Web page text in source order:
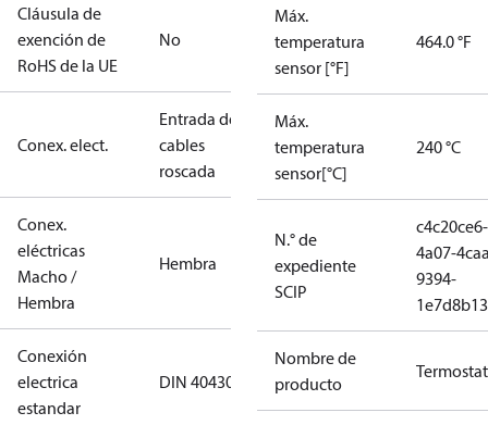
Cláusula de
exención de
RoHS de la UE
No
Conex. elect.
Entrada de
cables
roscada
Conex.
eléctricas
Macho /
Hembra
Hembra
Conexión
electrica
estandar
DIN 40430
Máx.
temperatura
sensor [°F]
464.0 °F
Máx.
temperatura
sensor[°C]
240 °C
N.° de
expediente
SCIP
c4c20ce6-
4a07-
9394-
Nombre de
producto